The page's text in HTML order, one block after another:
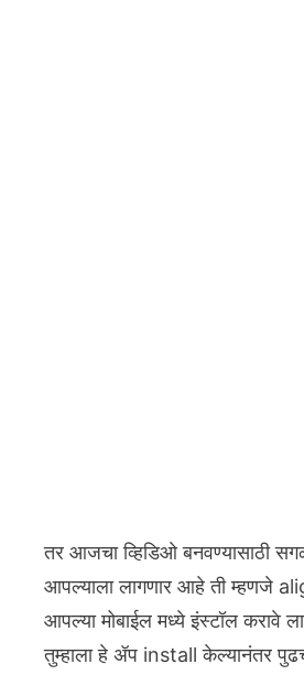
तर आजचा व्हिडिओ बनवण्यासाठी
आपल्याला लागणार आहे ती म्हणजे
आपल्या मोबाईल मध्ये इंस्टॉल करावे
तुम्हाला हे ॲप install केल्यानंतर